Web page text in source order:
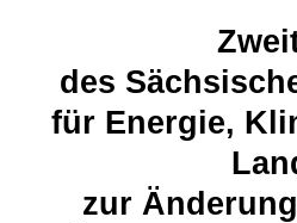
des
für Energie,
zur